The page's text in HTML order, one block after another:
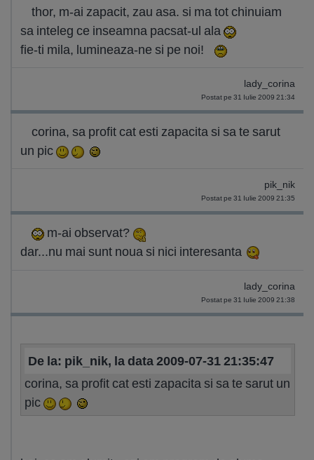
thor, m-ai zapacit, zau asa. si ma tot chinuiam
sa inteleg ce inseamna pacsat-ul ala
fie-ti mila, lumineaza-ne si pe noi!
lady_corina
Postat pe 31 Iulie 2009 21:34
corina, sa profit cat esti zapacita si sa te sarut
un pic
pik_nik
Postat pe 31 Iulie 2009 21:35
m-ai observat?
dar...nu mai sunt noua si nici interesanta
lady_corina
Postat pe 31 Iulie 2009 21:38
De la: pik_nik, la data 2009-07-31 21:35:47
corina, sa profit cat esti zapacita si sa te sarut un
pic